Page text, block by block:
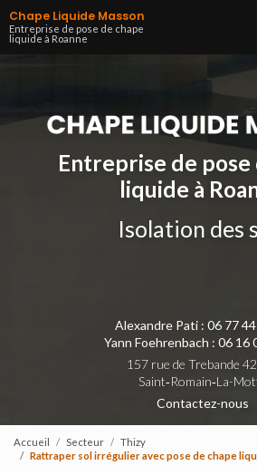
Aller
au
contenu
Chape Liquide Masson
Entreprise de pose de chape
liquide à Roanne
Entreprise de pose
liquide à
Isolation des
Alexandre Pati : 06 77
Yann Foehrenbach : 06 16
157 rue de Trebande
Saint‑Romain‑La-
Contactez-nous
Accueil Secteur
Thizy
Rattraper sol irrégulier avec pose de chape